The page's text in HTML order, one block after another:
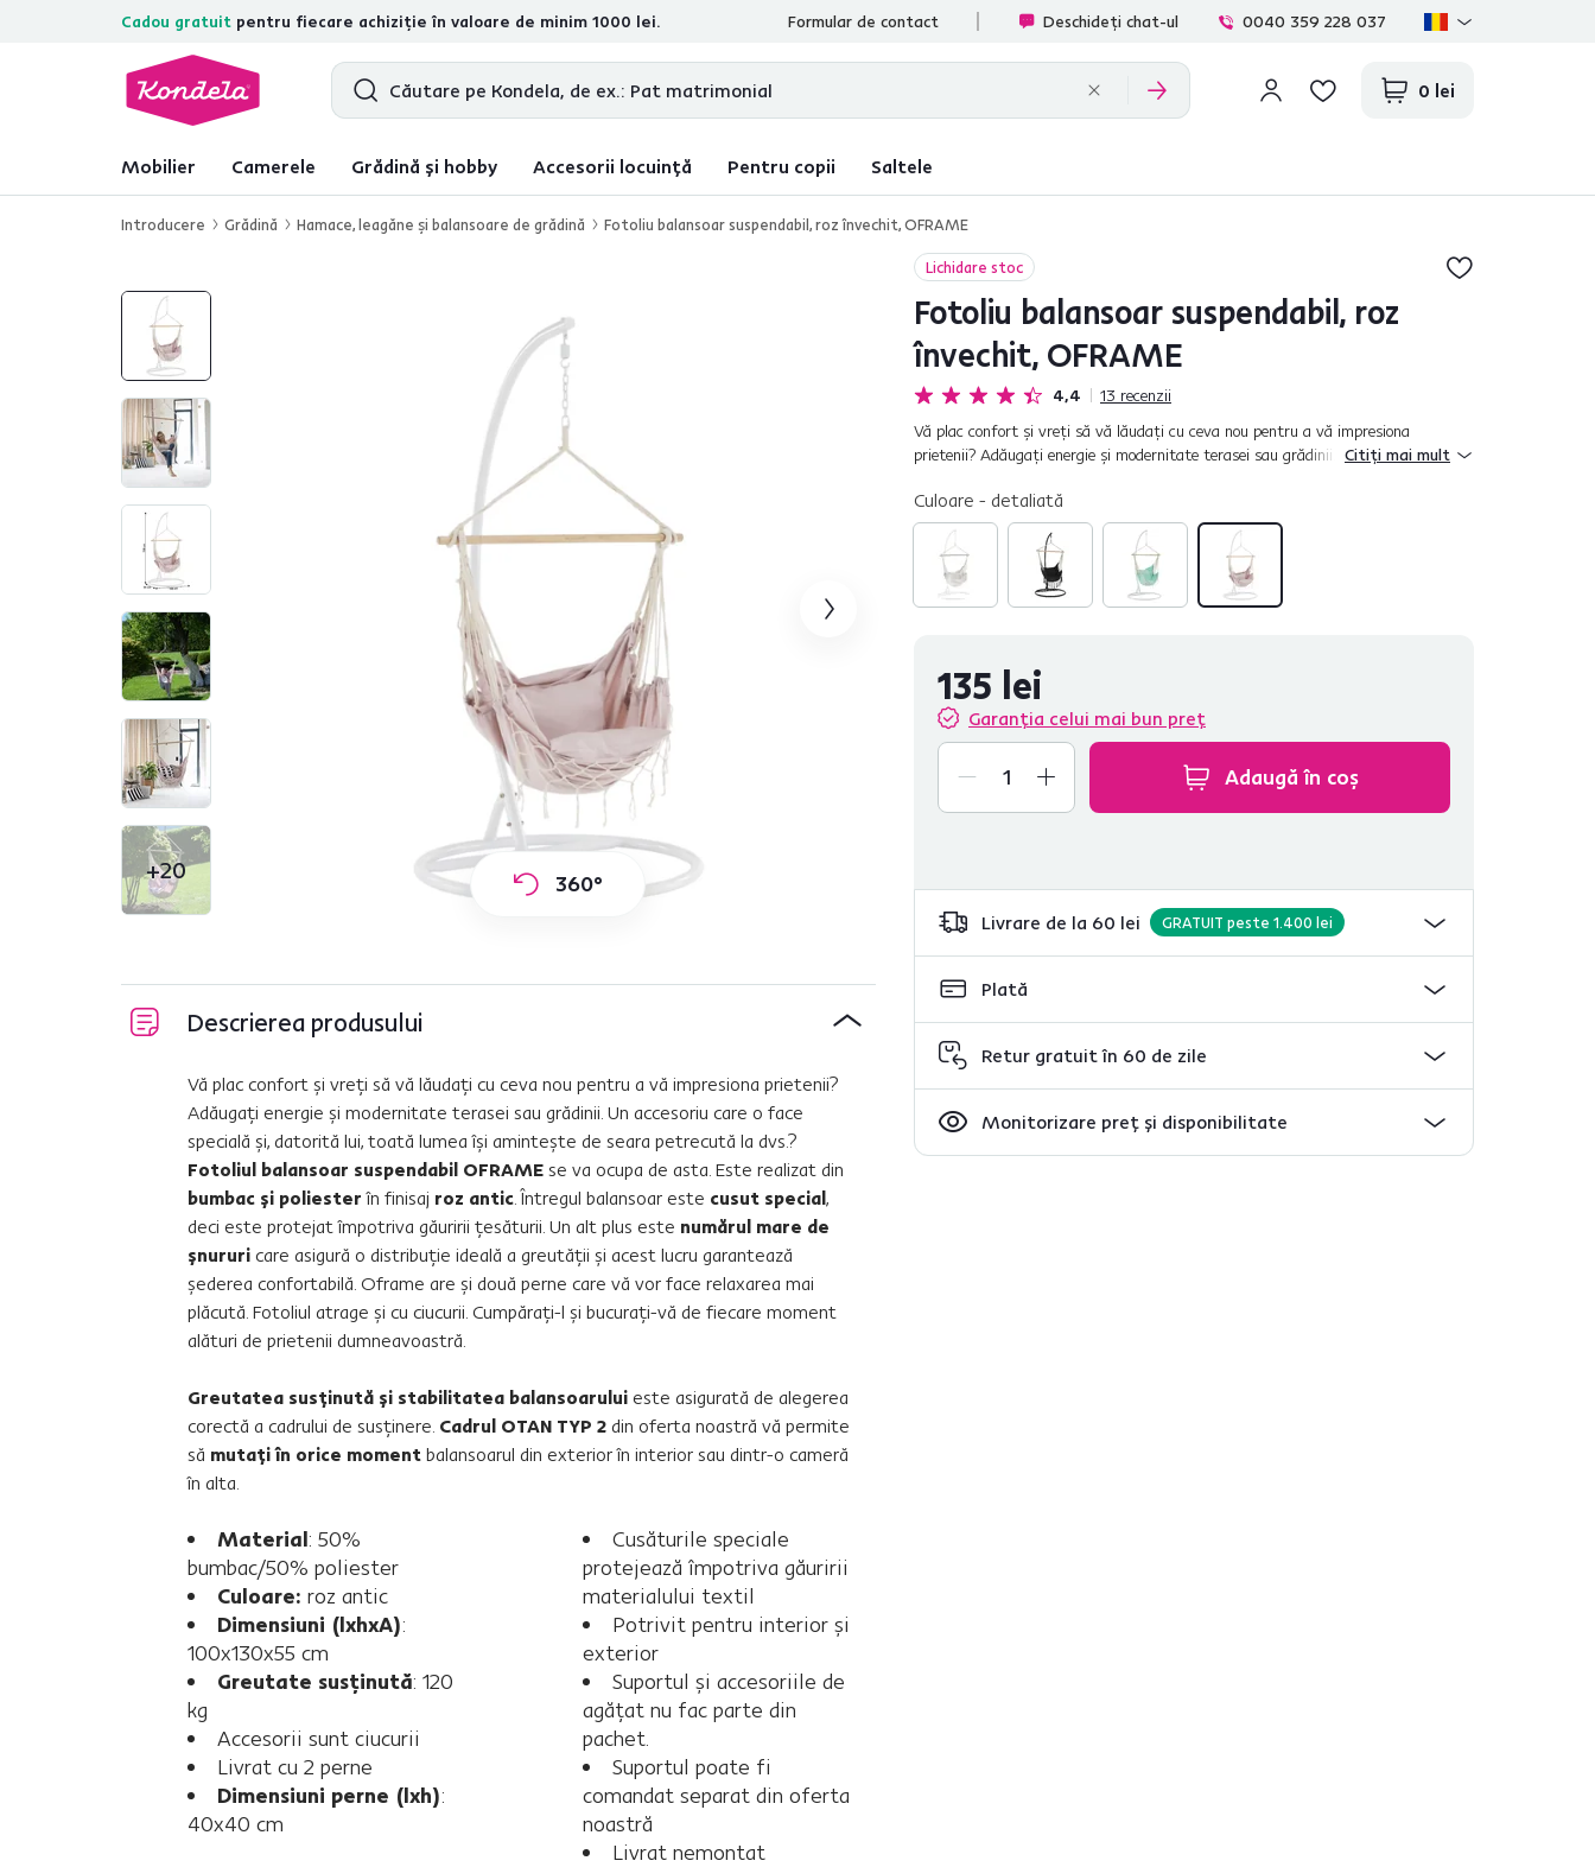
Cadou gratuit pentru fiecare achiziție în valoare de minim 1000 lei.
4,7 31.285 recenzii de produs verificate Formular de contact Deschideți chat-ul 0040 359 228 037
0 lei
Mobilier Camerele Grădină și hobby Accesorii locuință Pentru copii Saltele
Introducere Grădină Hamace, leagăne şi balansoare de grădină Fotoliu balansoar suspendabil, roz învechit, OFRAME
+20 360°
Lichidare stoc
Fotoliu balansoar suspendabil, roz
învechit, OFRAME
4,4 13 recenzii
Vă plac confort şi vreţi să vă lăudaţi cu ceva nou pentru a vă impresiona
prietenii? Adăugaţi energie şi modernitate terasei sau grădinii. Un accesoriu care o
Citiți mai mult
Culoare - detaliată
135 lei
Garanția celui mai bun preț
Adaugă în coș
Livrare de la 60 lei GRATUIT peste 1.400 lei
Plată
Retur gratuit în 60 de zile
Monitorizare preț și disponibilitate
Descrierea produsului
Vă plac confort şi vreţi să vă lăudaţi cu ceva nou pentru a vă impresiona prietenii?
Adăugaţi energie şi modernitate terasei sau grădinii. Un accesoriu care o face
specială şi, datorită lui, toată lumea îşi aminteşte de seara petrecută la dvs.?
Fotoliul balansoar suspendabil OFRAME se va ocupa de asta. Este realizat din
bumbac şi poliester în finisaj roz antic. Întregul balansoar este cusut special,
deci este protejat împotriva găuririi ţesăturii. Un alt plus este numărul mare de
şnururi care asigură o distribuţie ideală a greutăţii şi acest lucru garantează
şederea confortabilă. Oframe are şi două perne care vă vor face relaxarea mai
plăcută. Fotoliul atrage şi cu ciucurii. Cumpăraţi-l şi bucuraţi-vă de fiecare moment
alături de prietenii dumneavoastră.
Greutatea susţinută şi stabilitatea balansoarului este asigurată de alegerea
corectă a cadrului de susţinere. Cadrul OTAN TYP 2 din oferta noastră vă permite
să mutaţi în orice moment balansoarul din exterior în interior sau dintr-o cameră
în alta.
Material: 50%
bumbac/50% poliester
Culoare: roz antic
Dimensiuni (lxhxA):
100x130x55 cm
Greutate susţinută: 120
kg
Accesorii sunt ciucurii
Livrat cu 2 perne
Dimensiuni perne (lxh):
40x40 cm
Cusăturile speciale
protejează împotriva găuririi
materialului textil
Potrivit pentru interior şi
exterior
Suportul şi accesoriile de
agăţat nu fac parte din
pachet.
Suportul poate fi
comandat separat din oferta
noastră
Livrat nemontat